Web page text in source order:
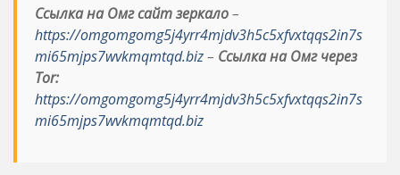
Ссылка на Омг сайт зеркало–
https://omgomgomg5j4yrr4mjdv3h5c5xfvxtqqs2in7s
mi65mjps7wvkmqmtqd.biz– Ссылка на Омг через
Tor:
https://omgomgomg5j4yrr4mjdv3h5c5xfvxtqqs2in7s
mi65mjps7wvkmqmtqd.biz